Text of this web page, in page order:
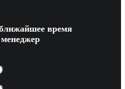
время